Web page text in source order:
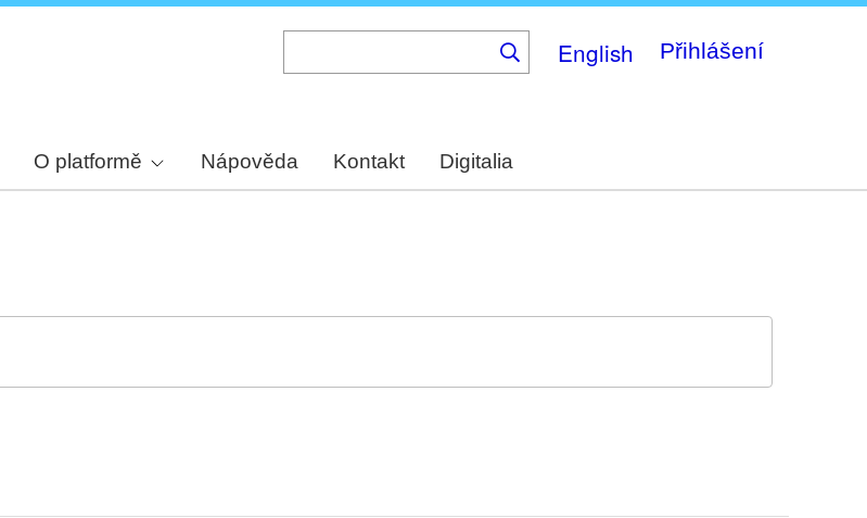
English Přihlášení
O platformě Nápověda Kontakt Digitalia